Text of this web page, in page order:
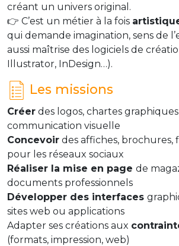
créant un univers original.
👉 C’est un métier à la fois
qui demande imagination, sens de
aussi maîtrise des logiciels de
Illustrator, InDesign…).
Les missions
Créer des logos, chartes
communication visuelle
Concevoir des affiches, brochures,
pour les réseaux sociaux
Réaliser la mise en page de
documents professionnels
Développer des interfaces
sites web ou applications
Adapter ses créations aux
(formats, impression, web)